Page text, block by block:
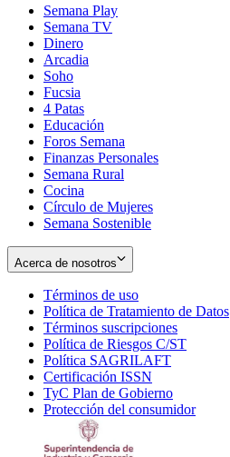
Semana Play
Semana TV
Dinero
Arcadia
Soho
in
new
window
Fucsia
in
new
window
4 Patas
Educación
Foros Semana
Finanzas Personales
Semana Rural
Cocina
Círculo de Mujeres
Semana Sostenible
Acerca de nosotros
Términos de uso
in
new
window
Política de Tratamiento de Datos
Términos suscripciones
in
Política de Riesgos C/ST
Política SAGRILAFT
new
window
Certificación ISSN
in
new
TyC Plan de Gobierno
in
Protección del consumidorOpens